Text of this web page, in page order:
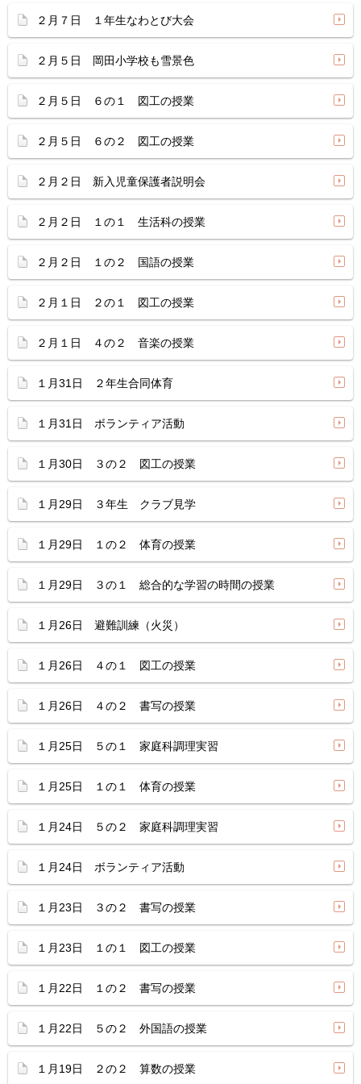
２月７日 １年生なわとび大会
２月５日 岡田小学校も雪景色
２月５日 ６の１ 図工の授業
２月５日 ６の２ 図工の授業
２月２日 新入児童保護者説明会
２月２日 １の１ 生活科の授業
２月２日 １の２ 国語の授業
２月１日 ２の１ 図工の授業
２月１日 ４の２ 音楽の授業
１月31日 ２年生合同体育
１月31日 ボランティア活動
１月30日 ３の２ 図工の授業
１月29日 ３年生 クラブ見学
１月29日 １の２ 体育の授業
１月29日 ３の１ 総合的な学習の時間の授業
１月26日 避難訓練（火災）
１月26日 ４の１ 図工の授業
１月26日 ４の２ 書写の授業
１月25日 ５の１ 家庭科調理実習
１月25日 １の１ 体育の授業
１月24日 ５の２ 家庭科調理実習
１月24日 ボランティア活動
１月23日 ３の２ 書写の授業
１月23日 １の１ 図工の授業
１月22日 １の２ 書写の授業
１月22日 ５の２ 外国語の授業
１月19日 ２の２ 算数の授業